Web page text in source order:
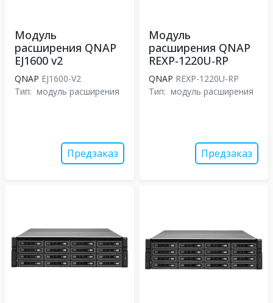
Модуль
расширения QNAP
EJ1600 v2
QNAP EJ1600-V2
Тип: модуль расширения
Предзаказ
Модуль
расширения QNAP
REXP-1220U-RP
QNAP REXP-1220U-RP
Тип: модуль расширения
Предзаказ